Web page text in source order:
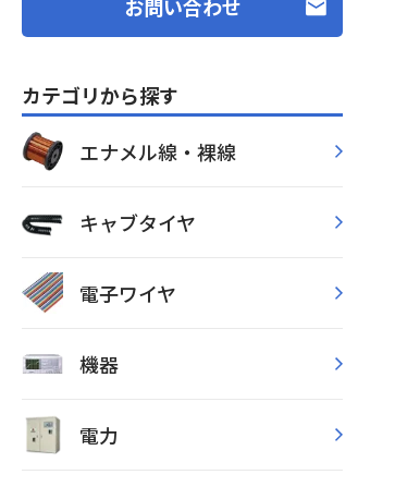
お問い合わせ
カテゴリから探す
エナメル線・裸線
キャブタイヤ
電子ワイヤ
機器
電力